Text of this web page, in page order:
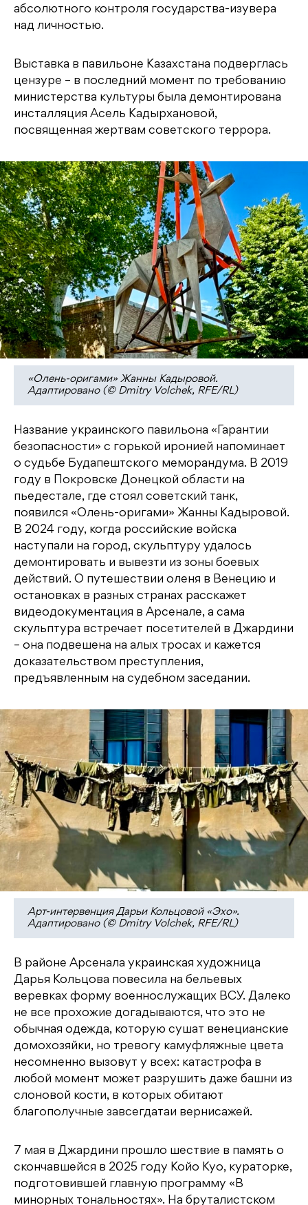
абсолютного контроля государства-изувера
над личностью.
Выставка в павильоне Казахстана подверглась
цензуре – в последний момент по требованию
министерства культуры была демонтирована
инсталляция Асель Кадырхановой,
посвященная жертвам советского террора.
«Олень-оригами» Жанны Кадыровой.
Адаптировано (© Dmitry Volchek, RFE/RL)
Название украинского павильона «Гарантии
безопасности» с горькой иронией напоминает
о судьбе Будапештского меморандума. В 2019
году в Покровске Донецкой области на
пьедестале, где стоял советский танк,
появился «Олень-оригами» Жанны Кадыровой.
В 2024 году, когда российские войска
наступали на город, скульптуру удалось
демонтировать и вывезти из зоны боевых
действий. О путешествии оленя в Венецию и
остановках в разных странах расскажет
видеодокументация в Арсенале, а сама
скульптура встречает посетителей в Джардини
– она подвешена на алых тросах и кажется
доказательством преступления,
предъявленным на судебном заседании.
Арт-интервенция Дарьи Кольцовой «Эхо».
Адаптировано (© Dmitry Volchek, RFE/RL)
В районе Арсенала украинская художница
Дарья Кольцова повесила на бельевых
веревках форму военнослужащих ВСУ. Далеко
не все прохожие догадываются, что это не
обычная одежда, которую сушат венецианские
домохозяйки, но тревогу камуфляжные цвета
несомненно вызовут у всех: катастрофа в
любой момент может разрушить даже башни из
слоновой кости, в которых обитают
благополучные завсегдатаи вернисажей.
7 мая в Джардини прошло шествие в память о
скончавшейся в 2025 году Койо Куо, кураторке,
подготовившей главную программу «В
минорных тональностях». На бруталистском